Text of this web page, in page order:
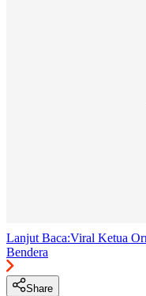
Lanjut Baca:Viral Ketua
Bendera
Share